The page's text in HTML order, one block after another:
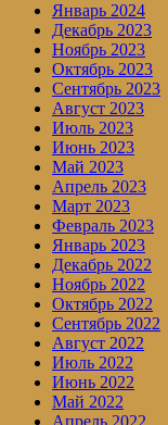
Январь 2024
Декабрь 2023
Ноябрь 2023
Октябрь 2023
Сентябрь 2023
Август 2023
Июль 2023
Июнь 2023
Май 2023
Апрель 2023
Март 2023
Февраль 2023
Январь 2023
Декабрь 2022
Ноябрь 2022
Октябрь 2022
Сентябрь 2022
Август 2022
Июль 2022
Июнь 2022
Май 2022
Апрель 2022